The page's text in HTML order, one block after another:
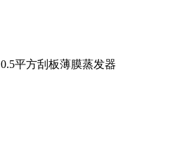
0.5平方刮板薄膜蒸发器